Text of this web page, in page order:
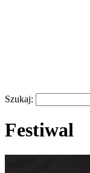
Szukaj:
Festiwal